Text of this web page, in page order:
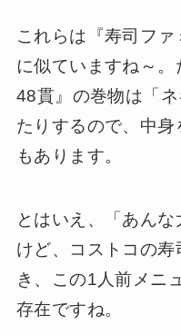
これらは『寿司フ
に似ていますね～
48貫』の巻物は「
たりするので、中
もあります。
とはいえ、「あん
けど、コストコの寿
き、この1人前メニ
存在ですね。